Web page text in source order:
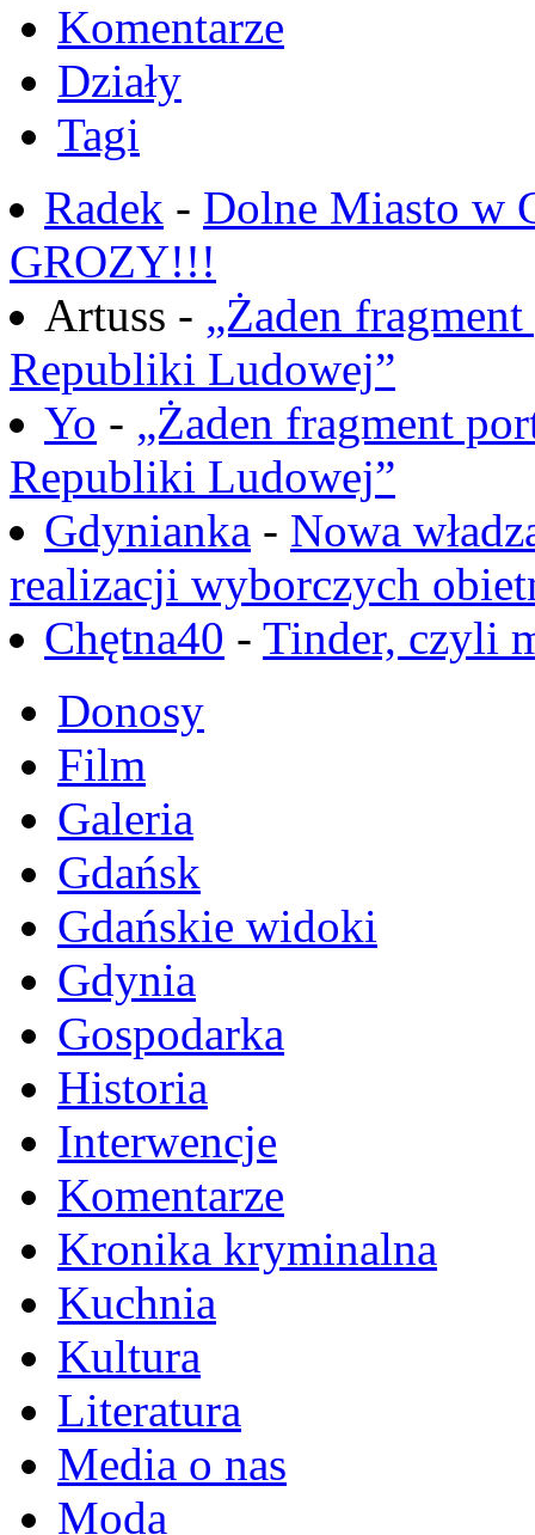
Komentarze
Działy
Tagi
Radek - Dolne Miasto w
GROZY!!!
Artuss - „Żaden
Republiki Ludowej”
Yo - „Żaden fragment
Republiki Ludowej”
Gdynianka - Nowa
realizacji wyborczych
Chętna40 - Tinder, czyli
Donosy
Film
Galeria
Gdańsk
Gdańskie widoki
Gdynia
Gospodarka
Historia
Interwencje
Komentarze
Kronika kryminalna
Kuchnia
Kultura
Literatura
Media o nas
Moda